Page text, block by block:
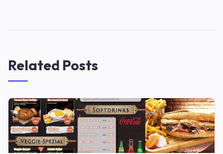
Related Posts